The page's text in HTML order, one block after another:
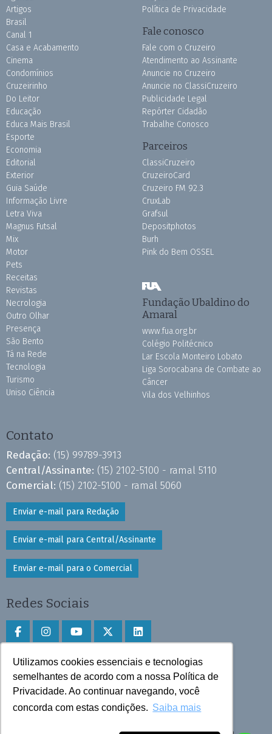
Utilizamos cookies essenciais e tecnologias
semelhantes de acordo com a nossa Política de
Privacidade. Ao continuar navegando, você
concorda com estas condições. Saiba mais
Artigos
Brasil
Canal 1
Casa e Acabamento
Cinema
Condomínios
Cruzeirinho
Do Leitor
Educação
Educa Mais Brasil
Esporte
Economia
Editorial
Exterior
Guia Saúde
Informação Livre
Letra Viva
Magnus Futsal
Mix
Motor
Pets
Receitas
Revistas
Necrologia
Outro Olhar
Presença
São Bento
Tá na Rede
Tecnologia
Turismo
Uniso Ciência
Política de Privacidade
Fale conosco
Fale com o Cruzeiro
Atendimento ao Assinante
Anuncie no Cruzeiro
Anuncie no ClassiCruzeiro
Publicidade Legal
Repórter Cidadão
Trabalhe Conosco
Parceiros
ClassiCruzeiro
CruzeiroCard
Cruzeiro FM 92.3
CruxLab
Grafsul
Depositphotos
Burh
Pink do Bem OSSEL
Fundação Ubaldino do
Amaral
www.fua.org.br
Colégio Politécnico
Lar Escola Monteiro Lobato
Liga Sorocabana de Combate ao
Câncer
Vila dos Velhinhos
Contato
Redação: (15) 99789-3913
Central/Assinante: (15) 2102-5100 - ramal 5110
Comercial: (15) 2102-5100 - ramal 5060
Enviar e-mail para Redação
Enviar e-mail para Central/Assinante
Enviar e-mail para o Comercial
Redes Sociais
Faça download do aplicativo
Play Store e App Store